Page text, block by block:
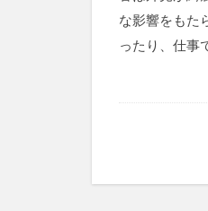
な影響をもた
ったり、仕事